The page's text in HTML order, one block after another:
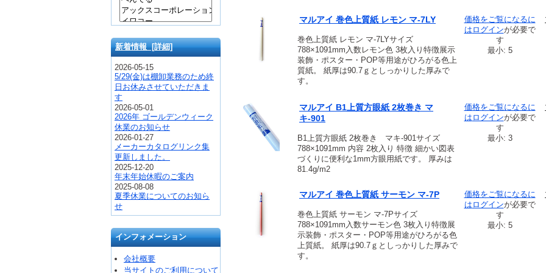
新着情報 [詳細]
2026-05-15
5/29(金)は棚卸業務のため終
日お休みさせていただきま
す
2026-05-01
2026年 ゴールデンウィーク
休業のお知らせ
2026-01-27
メーカーカタログリンク集
更新しました。
2025-12-20
年末年始休暇のご案内
2025-08-08
夏季休業についてのお知ら
せ
インフォメーション
会社概要
当サイトのご利用について
マルアイ 巻色上質紙 レモン マ-7LY
巻色上質紙 レモン マ-7LYサイズ
788×1091mm入数レモン色 3枚入り特徴展示
装飾・ポスター・POP等用途がひろがる色上
質紙。 紙厚は90.7ｇとしっかりした厚みで
す。
価格をご覧になるに
は ログインが必要で
す
最小: 5
マルアイ B1上質方眼紙 2枚巻き マ
キ-901
B1上質方眼紙 2枚巻き マキ-901サイズ
788×1091mm 内容 2枚入り 特徴 細かい図表
づくりに便利な1mm方眼用紙です。 厚みは
81.4g/m2
価格をご覧になるに
は ログインが必要で
す
最小: 3
マルアイ 巻色上質紙 サーモン マ-7P
巻色上質紙 サーモン マ-7Pサイズ
788×1091mm入数サーモン色 3枚入り特徴展
示装飾・ポスター・POP等用途がひろがる色
上質紙。 紙厚は90.7ｇとしっかりした厚みで
す。
価格をご覧になるに
は ログインが必要で
す
最小: 5